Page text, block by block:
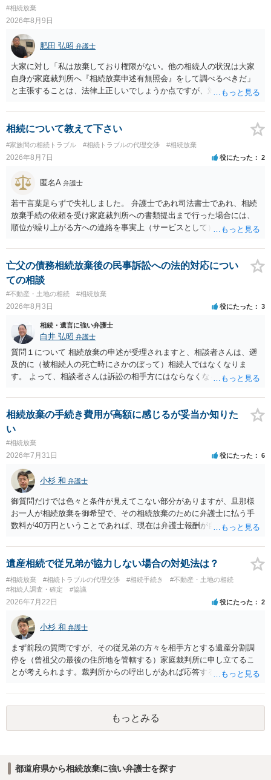
#相続放棄
2026年8月9日
肥田 弘昭 弁護士
大家に対し「私は放棄しており権限がない。他の相続人の状況は大家
自身が家庭裁判所へ『相続放棄申述有無照会』をして調べるべきだ」
と主張することは、法律上正しいでしょうか点ですが、対応としては
のは危険であること、利害関係人の大家としては、相続人を調査し
て、相続の有無や相続するのであれば退去等の話をその者とするのが
相続について教えて下さい
#家族間の相続トラブル #相続トラブルの代理交渉 #相続放棄
2026年8月7日 役にたった 2
匿名A 弁護士
若干言葉足らずで失礼しました。 弁護士であれ司法書士であれ、相続
放棄手続の依頼を受け家庭裁判所への書類提出まで行った場合には、
順位が繰り上がる方への連絡を事実上（サービスとして）行うことは
できない、という意味でした。
亡父の債務相続放棄後の民事訴訟への法的対応につい
ての相談
#不動産・土地の相続 #相続放棄
2026年8月3日 役にたった 3
相続・遺言に強い弁護士
白井 弘昭 弁護士
質問１について 相続放棄の申述が受理されますと、相談者さんは、遡
及的に（被相続人の死亡時にさかのぼって）相続人ではなくなりま
す。 よって、相談者さんは訴訟の相手方にはならなくなるので（明け
理証明を家庭裁判所で取得し、コピーを答弁書に添えて裁判所に提出
してください。 質問２について 請求棄却を求める答弁書を提出すれ
ば、第１回期日は出席する必要がありません。その日は差支え（用事
はないので、ｍｉｎｔｓでの提出の必要は無いと思います。郵送（期
限までに届けばよい）で十分です。 詳細は、書面記載の裁判所書記官
にお問い合わせください。 以上、ご参考まで。
相続放棄の手続き費用が高額に感じるが妥当か知りた
い
#相続放棄
2026年7月31日 役にたった 6
小杉 和 弁護士
御質問だけでは色々と条件が見えてこない部分がありますが、旦那様
お一人が相続放棄を御希望で、その相続放棄のために弁護士に払う手
数料が40万円ということであれば、現在は弁護士報酬が自由化されて
です。 ただ、弁護士に払う手数料とは別に戸籍の用意に一定の実費が
かかることになりますので、その費用も支払うべきものとして頭に置
が、旦那様の収入や財産にもよりますが、法テラスに御連絡なさって
弁護士との相談を予約して受任してもらうのが一番安上がりでしょ
らい（希望者が多く予約できてもしばらく先になる）ようですので、
比較的短い熟慮期間のことを考えると、来週早々すぐにでも御連絡す
る方が良いでしょう。 もし法テラスが御利用になれない、あるいは時
間がない等であれば、相続を取扱分野としている弁護士を適宜探し
（WEB等で）、問い合わせてみることです。相続を扱う弁護士でも相
けてくれないところもあるようです。 複数の法律事務所に聞いて（相
見積もりをとって）、一番安いところでやってもらうことに決めれ
ば、キューちゃんママさんの御希望をかなえることができるのではな
いでしょうか。 あるいは相続放棄であれば御自分でできなくもないと
を確認し、印紙と共に家庭裁判所に提出して相続放棄申述受理通知書
遺産相続で従兄弟が協力しない場合の対処法は？
#相続放棄 #相続トラブルの代理交渉 #相続手続き
#不動産・土地の相続
#相続人調査・確定
#協議
2026年7月22日 役にたった 2
小杉 和 弁護士
まず前段の質問ですが、その従兄弟の方々を相手方とする遺産分割調
停を（曾祖父の最後の住所地を管轄する）家庭裁判所に申し立てるこ
とが考えられます。裁判所からの呼出しがあれば応答する可能性がま
能と思われます。時間が思った以上にないので必要書類をてきぱきと
揃える必要があります。その点是非御注意ください。
もっとみる
都道府県から相続放棄に強い弁護士を探す